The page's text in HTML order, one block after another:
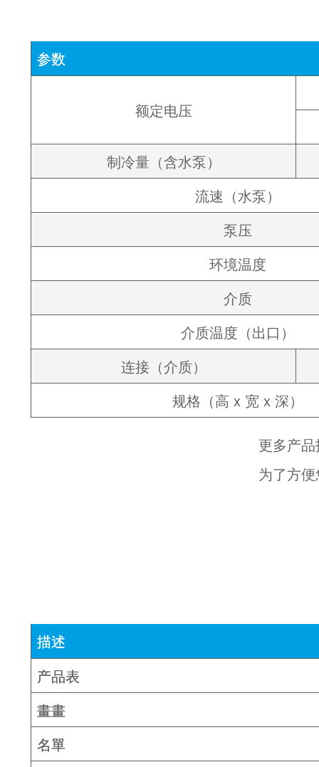
参数
额定电压
制冷量（含水泵）
流速（水泵）
泵压
环境温度
介质
介质温度（出口）
连接（介质）
规格（高 x 宽 x 深）
更多产
为了方
描述
产品表
畫畫
名單